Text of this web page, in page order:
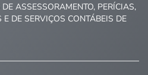
ASSESSORAMENTO, PERÍCIAS,
DE SERVIÇOS CONTÁBEIS DE